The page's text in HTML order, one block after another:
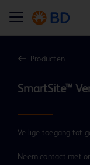
Producten
Veilige toegang tot
Neem contact met